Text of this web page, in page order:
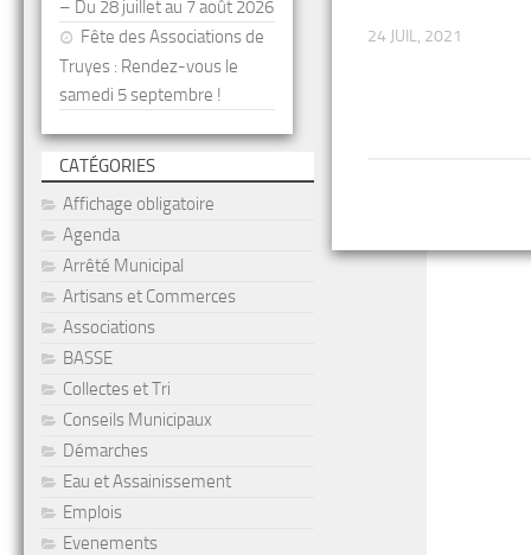
24 JUIL, 2021
– Du 28 juillet au 7 août 2026
Fête des Associations de
Truyes : Rendez-vous le
samedi 5 septembre !
CATÉGORIES
Affichage obligatoire
Agenda
Arrêté Municipal
Artisans et Commerces
Associations
BASSE
Collectes et Tri
Conseils Municipaux
Démarches
Eau et Assainissement
Emplois
Evenements